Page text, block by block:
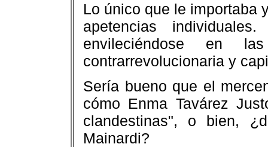
Lo único que le importaba
apetencias
envileciéndose en
contrarrevolucionaria y
Sería bueno que el
cómo Enma Tavárez
clandestinas", o bien,
Mainardi?